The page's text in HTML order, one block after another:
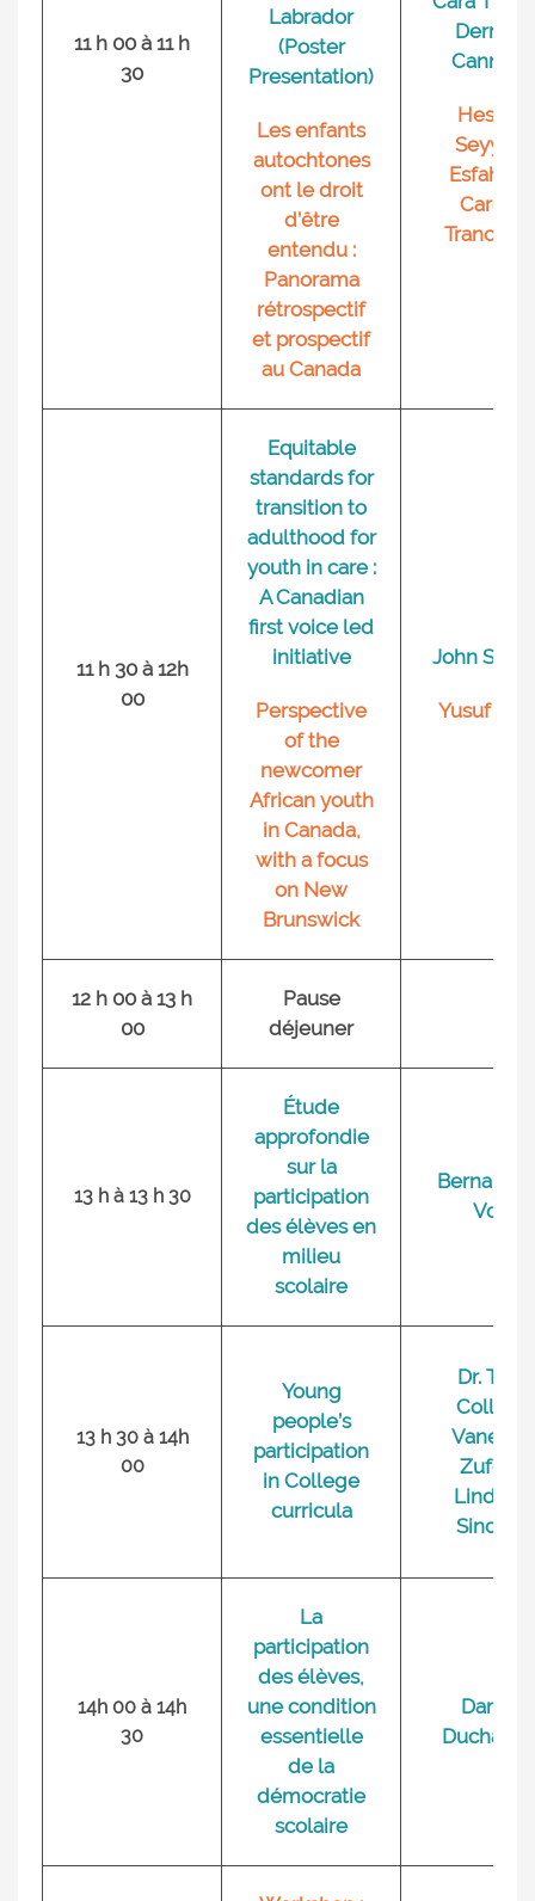
11 h 00 à 11 h
30
Labrador
(Poster
Presentation)
Les enfants
autochtones
ont le droit
d’être
entendu :
Panorama
rétrospectif
et prospectif
au Canada
Dermot
Canning
Hesam
Seyyed
Esfahani,
Carole
Tranchant
11 h 30 à 12h
00
Equitable
standards for
transition to
adulthood for
youth in care :
A Canadian
first voice led
initiative
Perspective
of the
newcomer
African youth
in Canada,
with a focus
on New
Brunswick
John
Yusuf
12 h 00 à 13 h
00
Pause
déjeuner
13 h à 13 h 30
Étude
approfondie
sur la
participation
des élèves en
milieu
scolaire
Bernard
Vos
13 h 30 à 14h
00
Young
people’s
participation
in College
curricula
Dr. Tara
Collins,
Vanessa
Zufelt,
Lindsay
Sinclair
14h 00 à 14h
30
La
participation
des élèves,
une condition
essentielle
de la
démocratie
scolaire
Daniel